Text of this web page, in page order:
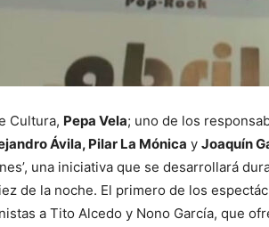
Cultura, Pepa Vela; uno de los
Ávila, Pilar La Mónica y Joaquín
una iniciativa que se desarrollará
de la noche. El primero de los
a Tito Alcedo y Nono García, que